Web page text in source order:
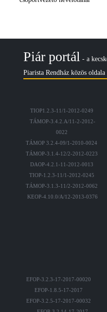
Piár portál - a
Piarista Rendház közös oldala
TIOP1.2.3-11/1-2012-0249
TÁMOP-3.4.2.A/11-2-2012-
0022
TÁMOP 3.2.4-09/1-2010-0024
TÁMOP-3.1.4-12/2-2012-0223
DAOP-4.2.1-11-2012-0013
TIOP-1.2.3-11/1-2012-0245
TÁMOP-3.1.3-11/2-2012-0062
KEOP-4.10.0/A/12-2013-0376
EFOP-3.2.3-17-2017-00020
EFOP-1.8.5-17-2017
EFOP-3.2.5-17-2017-00032